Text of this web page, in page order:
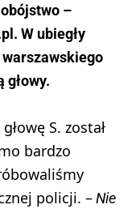
–
W ubiegły
głowy.
S. został
bardzo
policji. –Nie